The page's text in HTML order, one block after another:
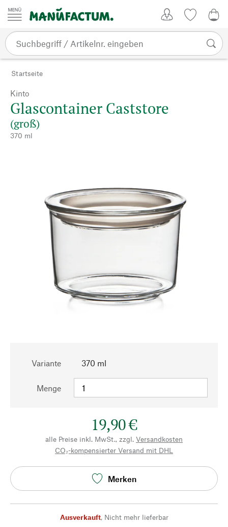
Zum Inhalt springen
Startseite
Kinto
Glascontainer Caststore
(groß)
370 ml
Variante 370 ml
Menge
19,90 €
alle Preise inkl. MwSt., zzgl. Versandkosten
CO₂-kompensierter Versand mit DHL
Merken
Ausverkauft, Nicht mehr lieferbar